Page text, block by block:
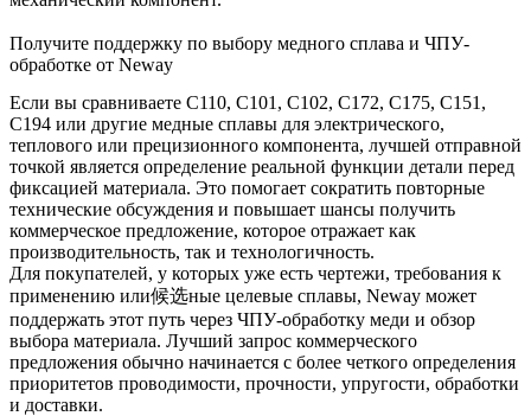
Получите поддержку по выбору медного сплава и ЧПУ-
обработке от Neway
Если вы сравниваете C110, C101, C102, C172, C175, C151,
C194 или другие медные сплавы для электрического,
теплового или прецизионного компонента, лучшей отправной
точкой является определение реальной функции детали перед
фиксацией материала. Это помогает сократить повторные
технические обсуждения и повышает шансы получить
коммерческое предложение, которое отражает как
производительность, так и технологичность.
Для покупателей, у которых уже есть чертежи, требования к
применению или候选ные целевые сплавы, Neway может
поддержать этот путь через ЧПУ-обработку меди и обзор
выбора материала. Лучший запрос коммерческого
предложения обычно начинается с более четкого определения
приоритетов проводимости, прочности, упругости, обработки
и доставки.